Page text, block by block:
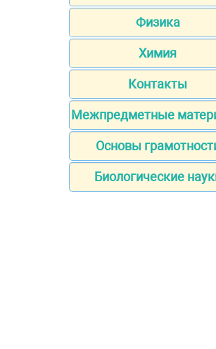
Физика
Химия
Контакты
Межпредметные
Основы
Биологические